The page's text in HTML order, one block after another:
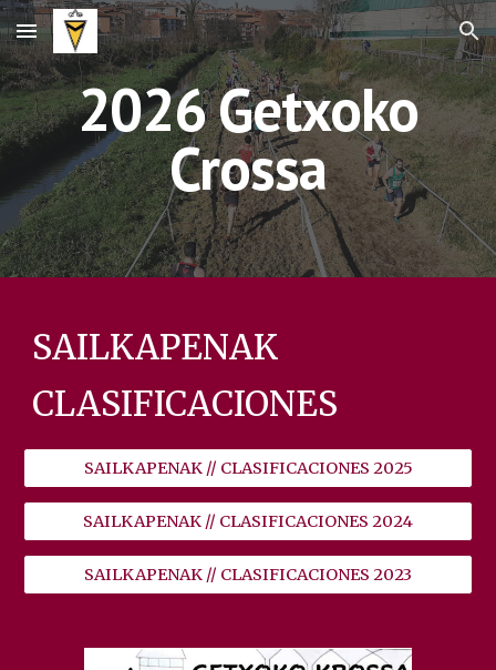
Skip to main content Skip to navigation
2026 Getxoko
Crossa
SAILKAPENAK
CLASIFICACIONES
SAILKAPENAK // CLASIFICACIONES 2025
SAILKAPENAK // CLASIFICACIONES 2024
SAILKAPENAK // CLASIFICACIONES 2023